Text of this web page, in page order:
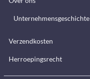
Unternehmensgeschichte
Verzendkosten
Herroepingsrecht